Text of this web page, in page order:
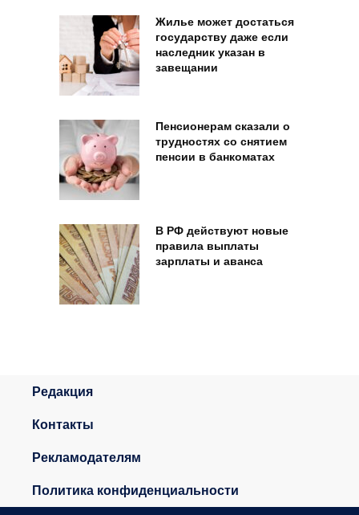
Жилье может достаться
государству даже если
наследник указан в
завещании
Пенсионерам сказали о
трудностях со снятием
пенсии в банкоматах
В РФ действуют новые
правила выплаты
зарплаты и аванса
Редакция
Контакты
Рекламодателям
Политика конфиденциальности